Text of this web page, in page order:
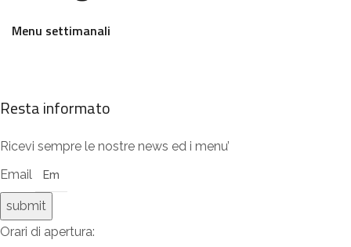
Menu settimanali
Resta informato
Ricevi sempre le nostre news ed i menu’
Email
submit
Orari di apertura: